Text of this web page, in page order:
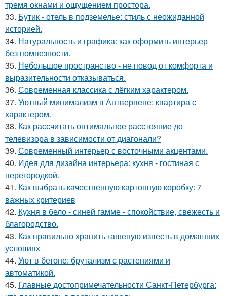
тремя окнами и ощущением простора.
33. Бутик - отель в подземелье: стиль с неожиданной
историей.
34. Натуральность и графика: как оформить интерьер
без помпезности.
35. Небольшое пространство - не повод от комфорта и
выразительности отказываться.
36. Современная классика с лёгким характером.
37. Уютный минимализм в Антверпене: квартира с
характером.
38. Как рассчитать оптимальное расстояние до
телевизора в зависимости от диагонали?
39. Современный интерьер с восточными акцентами.
40. Идея для дизайна интерьера: кухня - гостиная с
перегородкой.
41. Как выбрать качественную картонную коробку: 7
важных критериев
42. Кухня в бело - синей гамме - спокойствие, свежесть и
благородство.
43. Как правильно хранить гашеную известь в домашних
условиях
44. Уют в бетоне: брутализм с растениями и
автоматикой.
45. Главные достопримечательности Санкт-Петербурга: